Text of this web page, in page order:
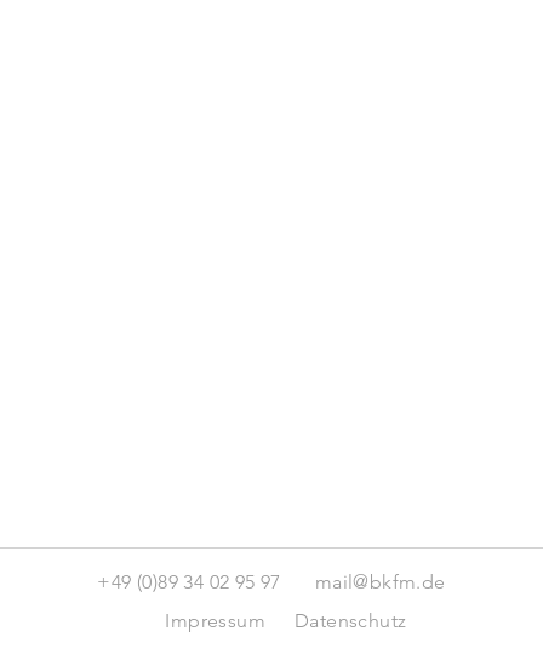
+49 (0)89 34 02 95 97
mail@bkfm.de
Impressum
Datenschutz